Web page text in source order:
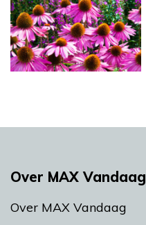
Over MAX Vandaag
Over MAX Vandaag